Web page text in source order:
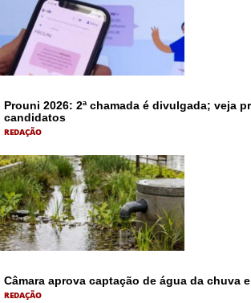
Prouni 2026: 2ª chamada é divulgada; veja
candidatos
REDAÇÃO
Câmara aprova captação de água da chuva
REDAÇÃO